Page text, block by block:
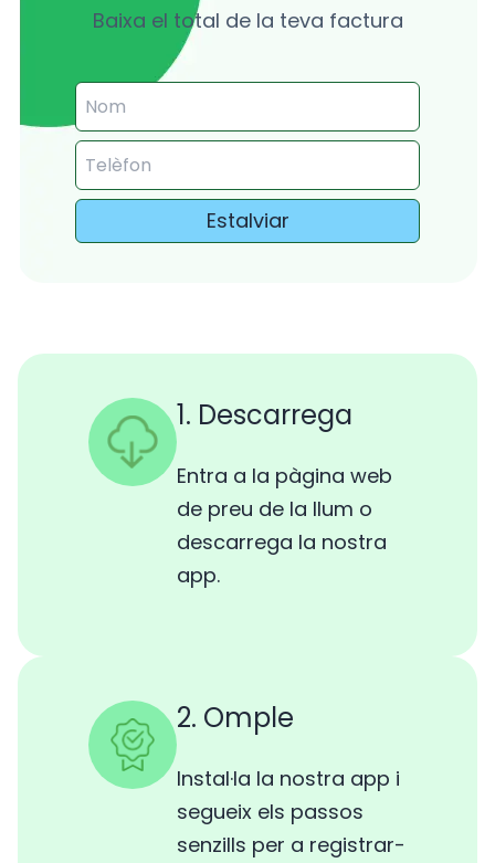
Baixa el total de la teva factura
Estalviar
1. Descarrega
Entra a la pàgina web
de preu de la llum o
descarrega la nostra
app.
2. Omple
Instal·la la nostra app i
segueix els passos
senzills per a registrar-